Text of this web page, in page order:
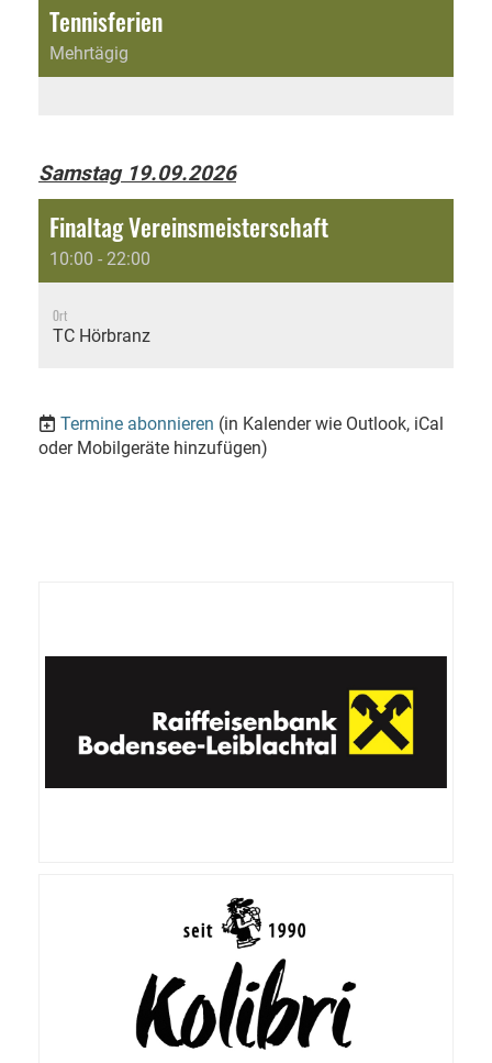
Tennisferien
Mehrtägig
Samstag 19.09.2026
Finaltag Vereinsmeisterschaft
10:00 - 22:00
Ort
TC Hörbranz
Termine abonnieren (in Kalender wie Outlook, iCal
oder Mobilgeräte hinzufügen)